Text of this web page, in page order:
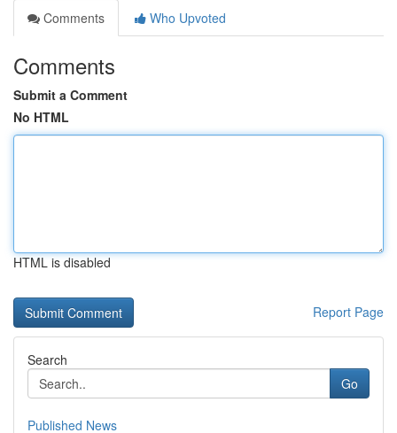
Comments
Who Upvoted
Comments
Submit a Comment
No HTML
HTML is disabled
Report Page
Search
Go
Published News